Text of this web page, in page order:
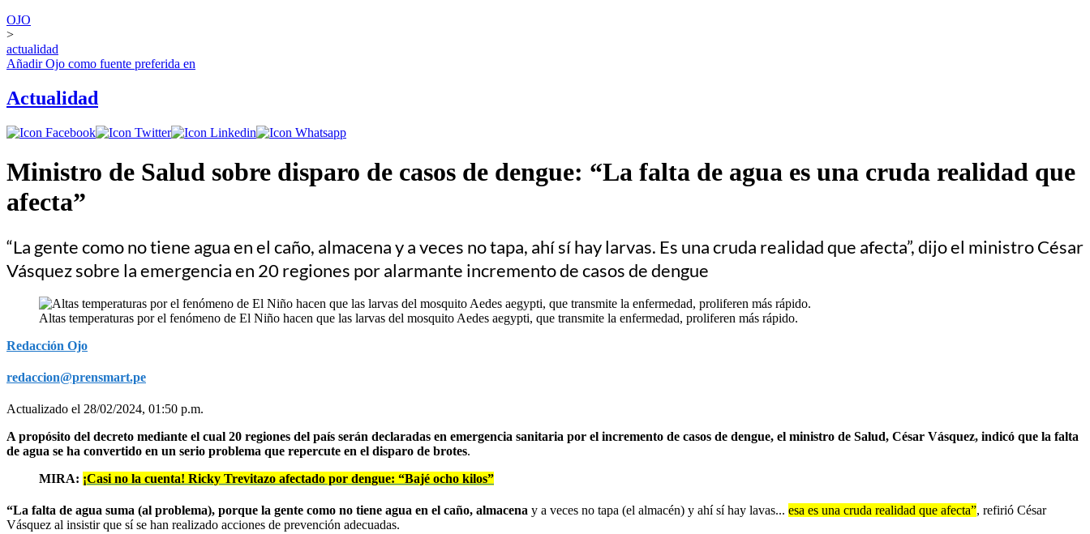
OJO
>
actualidad
AñadirOjo como fuente preferida en
Actualidad
Ministro de Salud sobre disparo de casos de dengue: “La falta de agua es una cruda realidad que
afecta”
“La gente como no tiene agua en el caño, almacena y a veces no tapa, ahí sí hay larvas. Es una cruda realidad que afecta”, dijo el ministro César
Vásquez sobre la emergencia en 20 regiones por alarmante incremento de casos de dengue
Altas temperaturas por el fenómeno de El Niño hacen que las larvas del mosquito Aedes aegypti, que transmite la enfermedad, proliferen más rápido.
Redacción Ojo
redaccion@prensmart.pe
Actualizado el 28/02/2024, 01:50 p.m.
A propósito del decreto mediante el cual 20 regiones del país serán declaradas en emergencia sanitaria por el incremento de casos de dengue, el ministro de Salud, César Vásquez, indicó que la falta
de agua se ha convertido en un serio problema que repercute en el disparo de brotes.
MIRA: ¡Casi no la cuenta! Ricky Trevitazo afectado por dengue: “Bajé ocho kilos”
“La falta de agua suma (al problema), porque la gente como no tiene agua en el caño, almacena y a veces no tapa (el almacén) y ahí sí hay lavas... esa es una cruda realidad que afecta”, refirió César
Vásquez al insistir que sí se han realizado acciones de prevención adecuadas.